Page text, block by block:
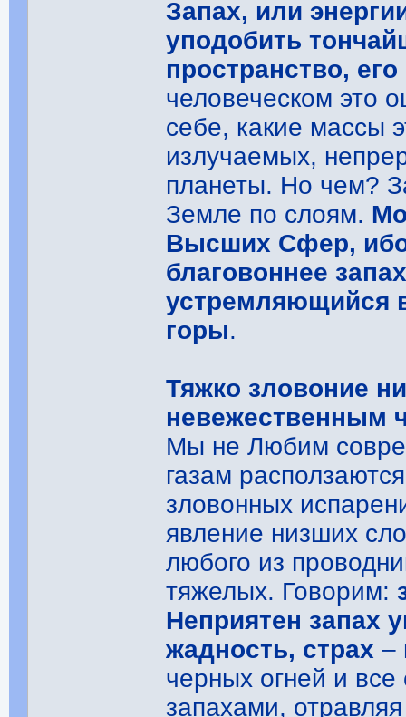
Запах, или
уподобить
пространство,
человеческом это
себе, какие массы
излучаемых,
планеты. Но чем?
Земле по слоям.
Высших Сфер,
благовоннее
горы.
Тяжко зловоние
невежественным
Мы не Любим
газам
зловонных
явление низших
любого из
тяжелых. Говорим:
Неприятен запах
жадность, страх –
черных огней и
запахами,